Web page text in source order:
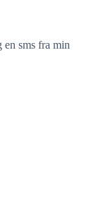
sms fra min